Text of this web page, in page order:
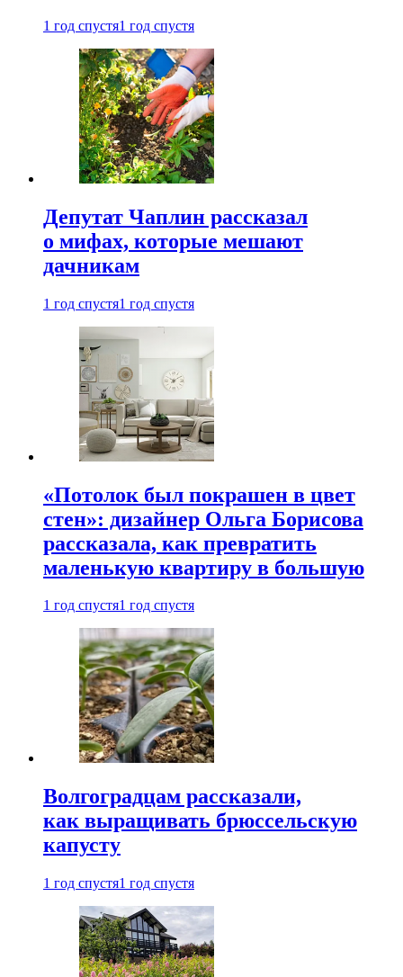
1 год спустя1 год спустя
Депутат Чаплин рассказал
о мифах, которые мешают
дачникам
1 год спустя1 год спустя
«Потолок был покрашен в цвет
стен»: дизайнер Ольга Борисова
рассказала, как превратить
маленькую квартиру в большую
1 год спустя1 год спустя
Волгоградцам рассказали,
как выращивать брюссельскую
капусту
1 год спустя1 год спустя